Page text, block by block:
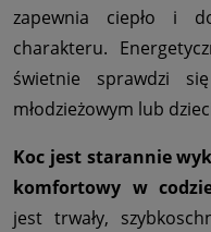
zapewnia ciepło i
charakteru.
świetnie sprawdzi
młodzieżowym lub
Koc jest starannie
komfortowy w
jest trwały,